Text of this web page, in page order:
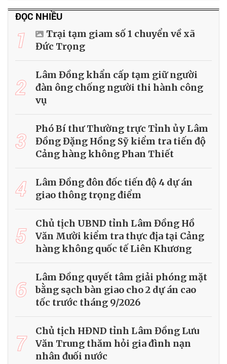
ĐỌC NHIỀU
1
Trại tạm giam số 1 chuyển về xã
Đức Trọng
2
Lâm Đồng khẩn cấp tạm giữ người
đàn ông chống người thi hành công
vụ
3
Phó Bí thư Thường trực Tỉnh ủy Lâm
Đồng Đặng Hồng Sỹ kiểm tra tiến độ
Cảng hàng không Phan Thiết
4
Lâm Đồng đôn đốc tiến độ 4 dự án
giao thông trọng điểm
5
Chủ tịch UBND tỉnh Lâm Đồng Hồ
Văn Mười kiểm tra thực địa tại Cảng
hàng không quốc tế Liên Khương
6
Lâm Đồng quyết tâm giải phóng mặt
bằng sạch bàn giao cho 2 dự án cao
tốc trước tháng 9/2026
7
Chủ tịch HĐND tỉnh Lâm Đồng Lưu
Văn Trung thăm hỏi gia đình nạn
nhân đuối nước